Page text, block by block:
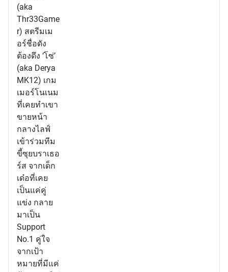
(aka
Thr33Game
r) สตรีมเม
อร์ชื่อดัง
ต้องดึง ‘โซ่’
(aka Derya
MK12) เกม
เมอร์โนเนม
ที่เคยทำเขา
ขายหน้า
กลางไลฟ์
เข้าร่วมทีม
ขี้ซุยบราเธอ
ร์ส จากเด็ก
เด๋อที่เคย
เป็นแค่คู่
แข่ง กลาย
มาเป็น
Support
No.1 คู่ใจ
จากเป้า
หมายที่มีแค่